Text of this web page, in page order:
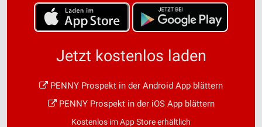
Jetzt kostenlos laden
PENNY Prospekt in der Android App blättern
PENNY Prospekt in der iOS App blättern
Kostenlos im App Store erhältlich